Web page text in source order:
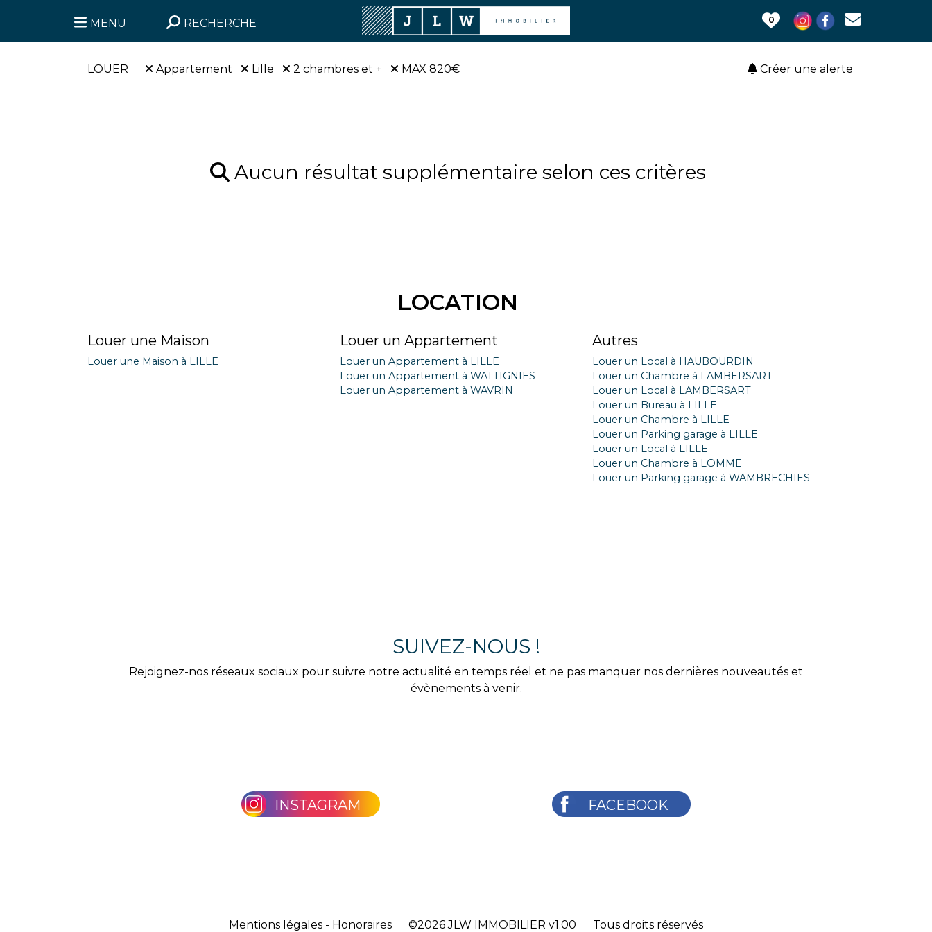
MENU RECHERCHE 0
Créer une alerte
LOUER Appartement Lille 2 chambres et + MAX 820€
Aucun résultat supplémentaire selon ces critères
LOCATION
Louer une Maison
Louer une Maison à LILLE
Louer un Appartement
Louer un Appartement à LILLE
Louer un Appartement à WATTIGNIES
Louer un Appartement à WAVRIN
Autres
Louer un Local à HAUBOURDIN
Louer un Chambre à LAMBERSART
Louer un Local à LAMBERSART
Louer un Bureau à LILLE
Louer un Chambre à LILLE
Louer un Parking garage à LILLE
Louer un Local à LILLE
Louer un Chambre à LOMME
Louer un Parking garage à WAMBRECHIES
SUIVEZ-NOUS !
Rejoignez-nos réseaux sociaux pour suivre notre actualité en temps réel et ne pas manquer nos dernières nouveautés et
évènements à venir.
INSTAGRAM FACEBOOK
Mentions légales - Honoraires ©2026JLW IMMOBILIER v1.00 Tous droits réservés